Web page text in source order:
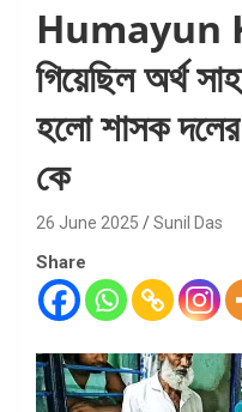
Humayun
গিয়েছিল অর্থ
হলো শাসক দলের
কে
26 June 2025 Sunil Das
Share